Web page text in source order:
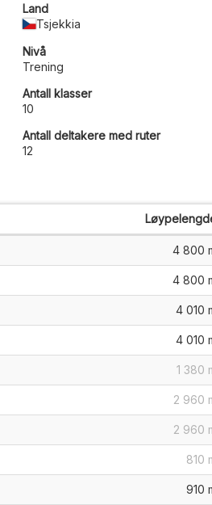
Land
Tsjekkia
Nivå
Trening
Antall klasser
10
Antall deltakere med ruter
12
4 800
4 800
4 010
4 010
1 380
2 960
2 960
810
910